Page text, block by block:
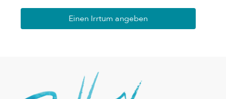
Einen Irrtum angeben